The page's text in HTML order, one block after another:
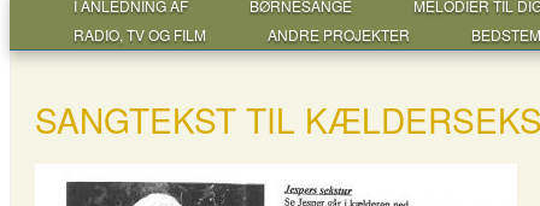
I ANLEDNING AF BØRNESANGE
MELODIER TIL
RADIO, TV OG FILM
ANDRE PROJEKTER
SANGTEKST TIL